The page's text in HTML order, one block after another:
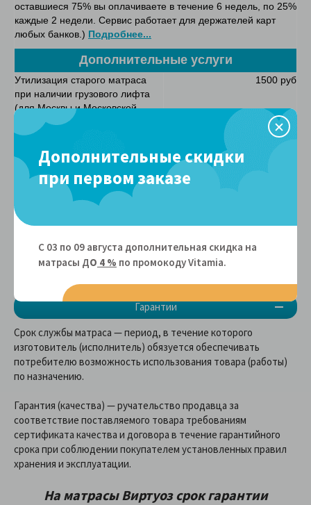
Гарантии
оставшиеся 75% вы оплачиваете в течение 6 недель, по 25%
каждые 2 недели. Сервис работает для держателей карт
любых банков.) Подробнее...
Дополнительные услуги
Утилизация старого матраса
при наличии грузового лифта
(для Москвы и Московской
области)
1500 руб
при отсутствии грузового лифта
(для Москвы и Московской
области)
1500 руб. +200 руб./этаж
Октябрьская, д 6
Срок службы матраса — период, в течение которого
изготовитель (исполнитель) обязуется обеспечивать
потребителю возможность использования товара (работы)
по назначению.
Гарантия (качества) — ручательство продавца за
соответствие поставляемого товара требованиям
сертификата качества и договора в течение гарантийного
срока при соблюдении покупателем установленных правил
хранения и эксплуатации.
На матрасы Виртуоз срок гарантии
Дополнительные скидки
при первом заказе
С 03 по 09 августа дополнительная скидка на
матрасы ДО 4 % по промокоду Vitamiа.